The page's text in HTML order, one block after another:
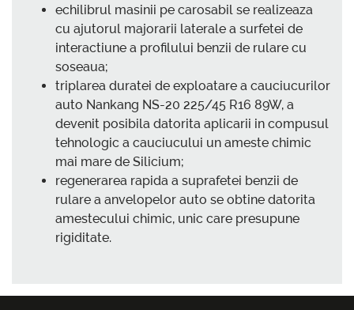
echilibrul masinii pe carosabil se realizeaza
cu ajutorul majorarii laterale a surfetei de
interactiune a profilului benzii de rulare cu
soseaua;
triplarea duratei de exploatare a cauciucurilor
auto Nankang NS-20 225/45 R16 89W, a
devenit posibila datorita aplicarii in compusul
tehnologic a cauciucului un ameste chimic
mai mare de Silicium;
regenerarea rapida a suprafetei benzii de
rulare a anvelopelor auto se obtine datorita
amestecului chimic, unic care presupune
rigiditate.